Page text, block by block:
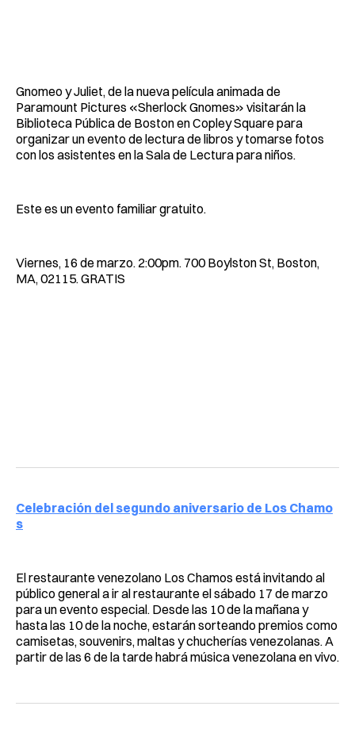
Gnomeo y Juliet, de la nueva película animada de
Paramount Pictures «Sherlock Gnomes» visitarán la
Biblioteca Pública de Boston en Copley Square para
organizar un evento de lectura de libros y tomarse fotos
con los asistentes en la Sala de Lectura para niños.
Este es un evento familiar gratuito.
Viernes, 16 de marzo. 2:00pm. 700 Boylston St, Boston,
MA, 02115. GRATIS
Celebración del segundo aniversario de Los Chamo
s
El restaurante venezolano Los Chamos está invitando al
público general a ir al restaurante el sábado 17 de marzo
para un evento especial. Desde las 10 de la mañana y
hasta las 10 de la noche, estarán sorteando premios como
camisetas, souvenirs, maltas y chucherías venezolanas. A
partir de las 6 de la tarde habrá música venezolana en vivo.